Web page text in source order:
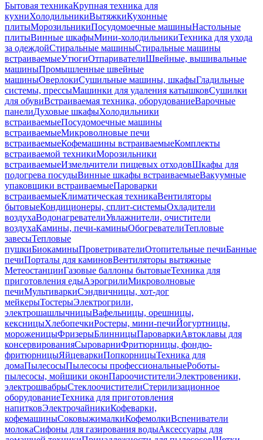
Бытовая техникаКрупная техника для
кухниХолодильникиВытяжкиКухонные
плитыМорозильникиПосудомоечные машиныНастольные
плитыВинные шкафыМини-холодильникиТехника для ухода
за одеждойСтиральные машиныСтиральные машины
встраиваемыеУтюгиОтпаривателиШвейные, вышивальные
машиныПромышленные швейные
машиныОверлокиСушильные машины, шкафыГладильные
системы, прессыМашинки для удаления катышковСушилки
для обувиВстраиваемая техника, оборудованиеВарочные
панелиДуховые шкафыХолодильники
встраиваемыеПосудомоечные машины
встраиваемыеМикроволновые печи
встраиваемыеКофемашины встраиваемыеКомплекты
встраиваемой техникиМорозильники
встраиваемыеИзмельчители пищевых отходовШкафы для
подогрева посудыВинные шкафы встраиваемыеВакуумные
упаковщики встраиваемыеПароварки
встраиваемыеКлиматическая техникаВентиляторы
бытовыеКондиционеры, сплит-системыОхладители
воздухаВодонагревателиУвлажнители, очистители
воздухаКамины, печи-каминыОбогревателиТепловые
завесыТепловые
пушкиБиокаминыПроветривателиОтопительные печиБанные
печиПорталы для каминовВентиляторы вытяжные
МетеостанцииГазовые баллоны бытовыеТехника для
приготовления едыАэрогрилиМикроволновые
печиМультиваркиСэндвичницы, хот-дог
мейкерыТостерыЭлектрогрили,
электрошашлычницыВафельницы, орешницы,
кексницыХлебопечкиРостеры, мини-печиЙогуртницы,
мороженицыФризерыБлинницыПароваркиАвтоклавы для
консервированияСыроварниФритюрницы, фондю-
фритюрницыЯйцеваркиПопкорницыТехника для
домаПылесосыПылесосы профессиональныеРоботы-
пылесосы, мойщики оконПароочистителиЭлектровеники,
электрошвабрыСтеклоочистителиСтерилизационное
оборудованиеТехника для приготовления
напитковЭлектрочайникиКофеварки,
кофемашиныСоковыжималкиКофемолкиВспениватели
молокаСифоны для газирования водыАксессуары для